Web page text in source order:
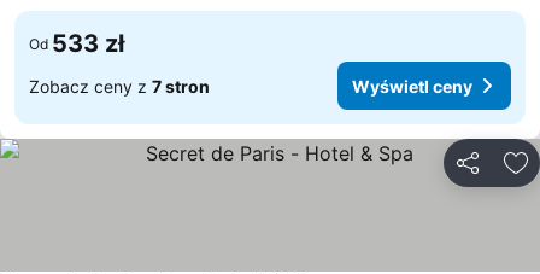
Od 533 zł
Zobacz ceny z 7 stron Wyświetl ceny